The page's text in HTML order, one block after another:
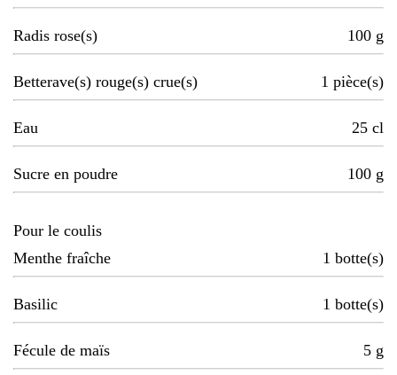
Radis rose(s) 100 g
Betterave(s) rouge(s) crue(s) 1 pièce(s)
Eau 25 cl
Sucre en poudre 100 g
Pour le coulis
Menthe fraîche
1 botte(s)
Basilic 1 botte(s)
Fécule de maïs 5 g